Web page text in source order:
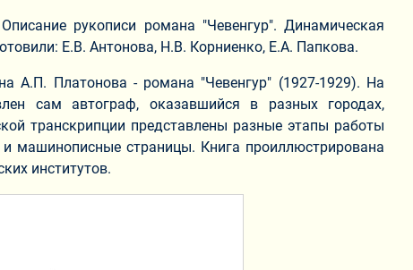
рукописи романа "Чевенгур". Динамическая
Е.В. Антонова, Н.В. Корниенко, Е.А. Папкова.
А.П. Платонова - романа "Чевенгур" (1927-1929). На
сам автограф, оказавшийся в разных городах,
транскрипции представлены разные этапы работы
машинописные страницы. Книга проиллюстрирована
институтов.